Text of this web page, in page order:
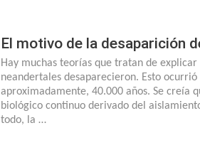
El motivo de la desaparición
Hay muchas teorías que tratan de explicar
neandertales desaparecieron. Esto ocurrió
aproximadamente, 40.000 años. Se creía
biológico continuo derivado del
todo, la …